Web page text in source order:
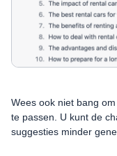
Wees ook niet bang
te passen. U kunt de
suggesties minder